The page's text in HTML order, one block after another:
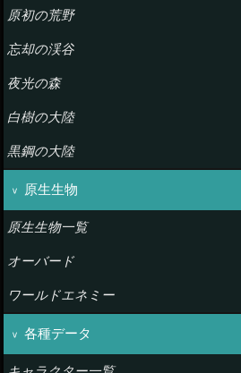
原初の荒野
忘却の渓谷
夜光の森
白樹の大陸
黒鋼の大陸
原生生物
原生生物一覧
オーバード
ワールドエネミー
各種データ